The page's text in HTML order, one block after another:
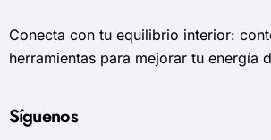
Conecta con tu equilibrio interior:
herramientas para mejorar tu energía
Síguenos